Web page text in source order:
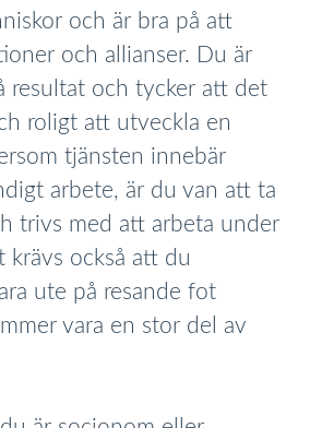
och är bra på att
och allianser. Du är
resultat och tycker att det
roligt att utveckla en
tjänsten innebär
arbete, är du van att ta
trivs med att arbeta under
krävs också att du
ute på resande fot
vara en stor del av